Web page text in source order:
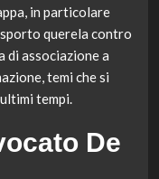
in particolare
sporto querela contro
di associazione a
temi che si
tempi.
De